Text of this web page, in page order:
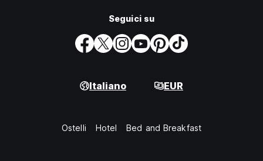
Seguici su
Italiano EUR
Ostelli Hotel Bed and Breakfast